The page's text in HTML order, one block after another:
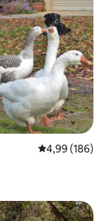
Nilai rata-rata
4,99 (186)